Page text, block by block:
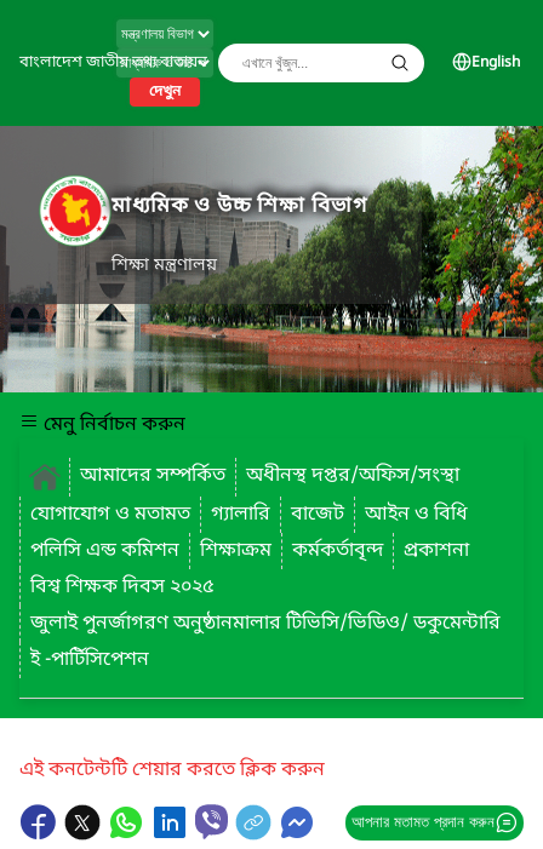
বাংলাদেশ জাতীয় তথ্য বাতায়ন
দেখুন
English
মাধ্যমিক ও উচ্চ শিক্ষা বিভাগ
শিক্ষা মন্ত্রণালয়
মেনু নির্বাচন করুন
আমাদের সম্পর্কিত
অধীনস্থ দপ্তর/অফিস/সংস্থা
যোগাযোগ ও মতামত
গ্যালারি বাজেট
আইন ও বিধি
পলিসি এন্ড কমিশন
শিক্ষাক্রম কর্মকর্তাবৃন্দ
প্রকাশনা
বিশ্ব শিক্ষক দিবস ২০২৫
জুলাই পুনর্জাগরণ অনুষ্ঠানমালার টিভিসি/ভিডিও/ ডকুমেন্টারি
ই -পার্টিসিপেশন
এই কনটেন্টটি শেয়ার করতে ক্লিক করুন
আপনার মতামত প্রদান করুন